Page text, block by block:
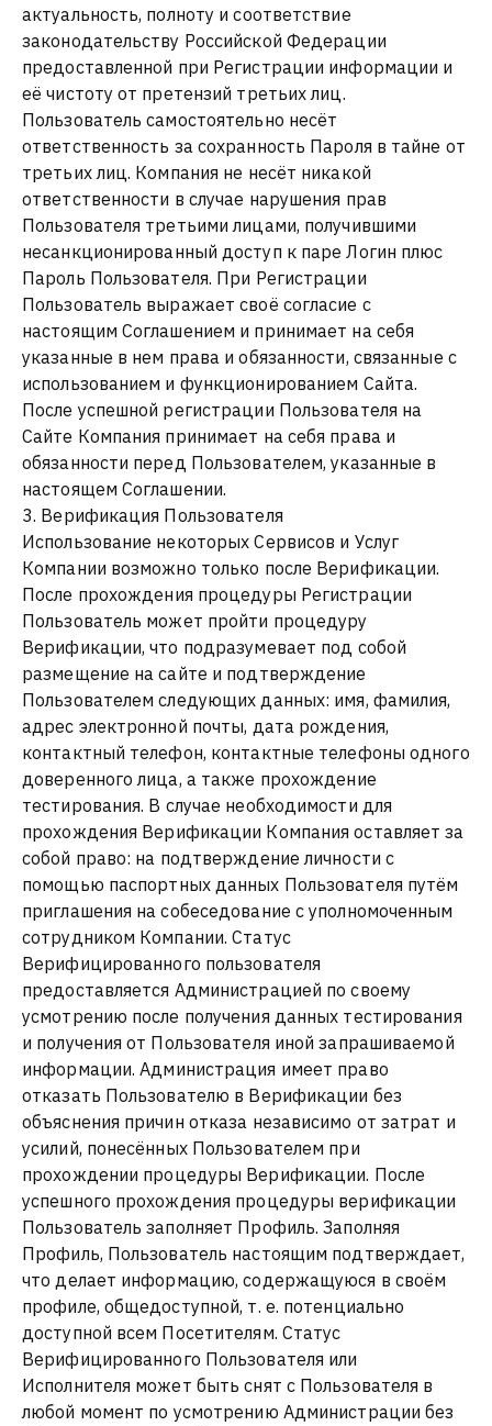
актуальность, полноту и соответствие
законодательству Российской Федерации
предоставленной при Регистрации информации и
её чистоту от претензий третьих лиц.
Пользователь самостоятельно несёт
ответственность за сохранность Пароля в тайне от
третьих лиц. Компания не несёт никакой
ответственности в случае нарушения прав
Пользователя третьими лицами, получившими
несанкционированный доступ к паре Логин плюс
Пароль Пользователя. При Регистрации
Пользователь выражает своё согласие с
настоящим Соглашением и принимает на себя
указанные в нем права и обязанности, связанные с
использованием и функционированием Сайта.
После успешной регистрации Пользователя на
Сайте Компания принимает на себя права и
обязанности перед Пользователем, указанные в
настоящем Соглашении.
3. Верификация Пользователя
Использование некоторых Сервисов и Услуг
Компании возможно только после Верификации.
После прохождения процедуры Регистрации
Пользователь может пройти процедуру
Верификации, что подразумевает под собой
размещение на сайте и подтверждение
Пользователем следующих данных: имя, фамилия,
адрес электронной почты, дата рождения,
контактный телефон, контактные телефоны одного
доверенного лица, а также прохождение
тестирования. В случае необходимости для
прохождения Верификации Компания оставляет за
собой право: на подтверждение личности с
помощью паспортных данных Пользователя путём
приглашения на собеседование с уполномоченным
сотрудником Компании. Статус
Верифицированного пользователя
предоставляется Администрацией по своему
усмотрению после получения данных тестирования
и получения от Пользователя иной запрашиваемой
информации. Администрация имеет право
отказать Пользователю в Верификации без
объяснения причин отказа независимо от затрат и
усилий, понесённых Пользователем при
прохождении процедуры Верификации. После
успешного прохождения процедуры верификации
Пользователь заполняет Профиль. Заполняя
Профиль, Пользователь настоящим подтверждает,
что делает информацию, содержащуюся в своём
профиле, общедоступной, т. е. потенциально
доступной всем Посетителям. Статус
Верифицированного Пользователя или
Исполнителя может быть снят с Пользователя в
любой момент по усмотрению Администрации без